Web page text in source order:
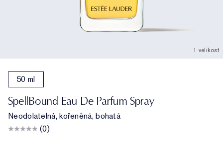
1 velikost
50 ml
SpellBound Eau De Parfum Spray
Neodolatelná, kořeněná, bohatá
(0)